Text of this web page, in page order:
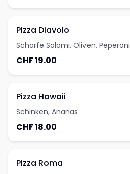
Pizza Diavolo
Scharfe Salami, Oliven, Peperoni
CHF 19.00
Pizza Hawaii
Schinken, Ananas
CHF 18.00
Pizza Roma